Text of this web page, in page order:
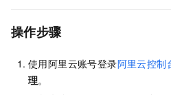
操作步骤
使用阿里云账号登录阿里云控制
理。